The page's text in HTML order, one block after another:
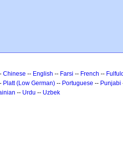
Chinese -- English -- Farsi -- French --
Platt (Low German) -- Portuguese -- Punjabi
-- Urdu -- Uzbek